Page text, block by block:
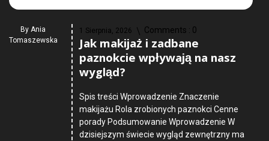
By Ania
Tomaszewska
1 Sierpnia, 2026 Comments : 0
Jak makijaż i zadbane
paznokcie wpływają na nasz
wygląd?
Spis treści Wprowadzenie Znaczenie
makijażu Rola zrobionych paznokci Cenne
porady Podsumowanie Wprowadzenie W
dzisiejszym świecie wygląd zewnętrzny ma